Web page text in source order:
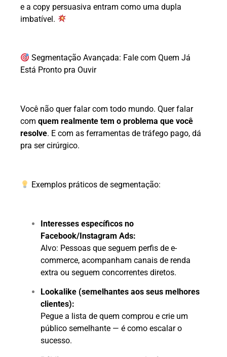
e a copy persuasiva entram como uma dupla
imbatível.
Segmentação Avançada: Fale com Quem Já
Está Pronto pra Ouvir
Você não quer falar com todo mundo. Quer falar
com quem realmente tem o problema que você
resolve. E com as ferramentas de tráfego pago, dá
pra ser cirúrgico.
Exemplos práticos de segmentação:
Interesses específicos no
Facebook/Instagram Ads:
Alvo: Pessoas que seguem perfis de e-
commerce, acompanham canais de renda
extra ou seguem concorrentes diretos.
Lookalike (semelhantes aos seus melhores
clientes):
Pegue a lista de quem comprou e crie um
público semelhante — é como escalar o
sucesso.